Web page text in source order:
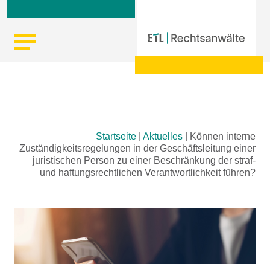
content
Startseite Aktuelles
Können interne
Zuständigkeitsregelungen in der Geschäftsleitung einer
juristischen Person zu einer Beschränkung der straf-
und haftungsrechtlichen Verantwortlichkeit führen?